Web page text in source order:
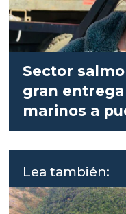
Sector
gran
marinos a
Lea también: